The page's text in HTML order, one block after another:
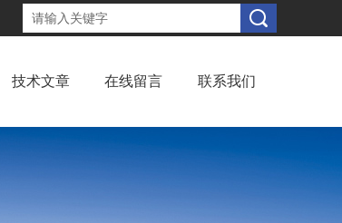
技术文章 在线留言 联系我们